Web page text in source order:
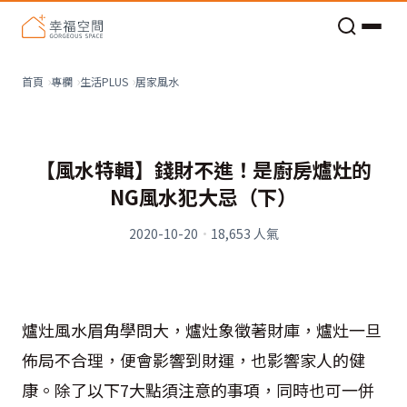
首頁 專欄 生活PLUS 居家風水
【風水特輯】錢財不進！是廚房爐灶的
NG風水犯大忌（下）
2020-10-20 · 18,653 人氣
爐灶風水眉角學問大，爐灶象徵著財庫，爐灶一旦
佈局不合理，便會影響到財運，也影響家人的健
康。除了以下7大點須注意的事項，同時也可一併